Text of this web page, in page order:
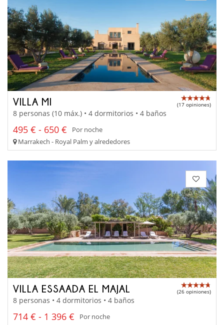
VILLA MI (17 opiniones)
8 personas (10 máx.) • 4 dormitorios • 4 baños
495 € - 650 €
Por noche
Marrakech - Royal Palm y alrededores
VILLA ESSAADA EL MAJAL (26 opiniones)
8 personas • 4 dormitorios • 4 baños
714 € - 1 396 €
Por noche